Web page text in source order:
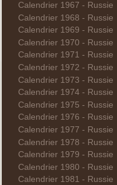
Calendrier 1967 - Russie
Calendrier 1968 - Russie
Calendrier 1969 - Russie
Calendrier 1970 - Russie
Calendrier 1971 - Russie
Calendrier 1972 - Russie
Calendrier 1973 - Russie
Calendrier 1974 - Russie
Calendrier 1975 - Russie
Calendrier 1976 - Russie
Calendrier 1977 - Russie
Calendrier 1978 - Russie
Calendrier 1979 - Russie
Calendrier 1980 - Russie
Calendrier 1981 - Russie